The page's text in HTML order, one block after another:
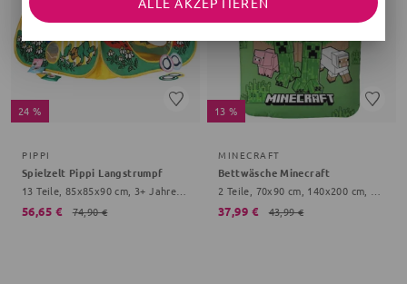
24 %
PIPPI
Spielzelt Pippi Langstrumpf
56,65 € 74,90 €
13 %
MINECRAFT
Bettwäsche Minecraft
37,99 € 43,99 €